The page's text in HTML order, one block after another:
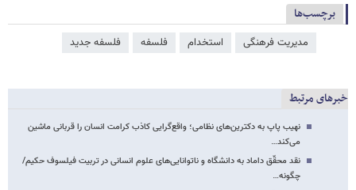
برچسب‌ها
مدیریت فرهنگی استخدام فلسفه فلسفه جدید
خبرهای مرتبط
نهیب پاپ به دکترین‌های نظامی؛ واقع‌گرایی کاذب کرامت انسان را قربانی ماشین
می‌کند…
نقد محقّق داماد به دانشگاه و ناتوانایی‌های علوم انسانی در تربیت فیلسوف حکیم/
چگونه…